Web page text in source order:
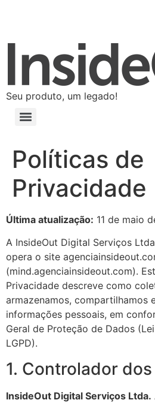
Seu produto, um legado!
Políticas de
Privacidade
Última atualização: 11 de maio
A InsideOut Digital Serviços Ltda.
opera o site
(mind.agenciainsideout.com).
Privacidade descreve como
armazenamos, compartilhamos
informações pessoais, em
Geral de Proteção de Dados
LGPD).
1. Controlador
InsideOut Digital Serviços Ltda.